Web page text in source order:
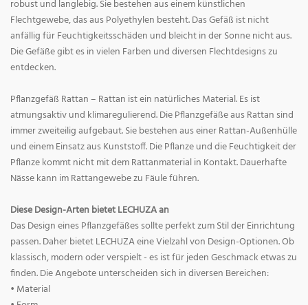
robust und langlebig. Sie bestehen aus einem künstlichen
Flechtgewebe, das aus Polyethylen besteht. Das Gefäß ist nicht
anfällig für Feuchtigkeitsschäden und bleicht in der Sonne nicht aus.
Die Gefäße gibt es in vielen Farben und diversen Flechtdesigns zu
entdecken.
Pflanzgefäß Rattan – Rattan ist ein natürliches Material. Es ist
atmungsaktiv und klimaregulierend. Die Pflanzgefäße aus Rattan sind
immer zweiteilig aufgebaut. Sie bestehen aus einer Rattan-Außenhülle
und einem Einsatz aus Kunststoff. Die Pflanze und die Feuchtigkeit der
Pflanze kommt nicht mit dem Rattanmaterial in Kontakt. Dauerhafte
Nässe kann im Rattangewebe zu Fäule führen.
Diese Design-Arten bietet LECHUZA an
Das Design eines Pflanzgefäßes sollte perfekt zum Stil der Einrichtung
passen. Daher bietet LECHUZA eine Vielzahl von Design-Optionen. Ob
klassisch, modern oder verspielt - es ist für jeden Geschmack etwas zu
finden. Die Angebote unterscheiden sich in diversen Bereichen:
• Material